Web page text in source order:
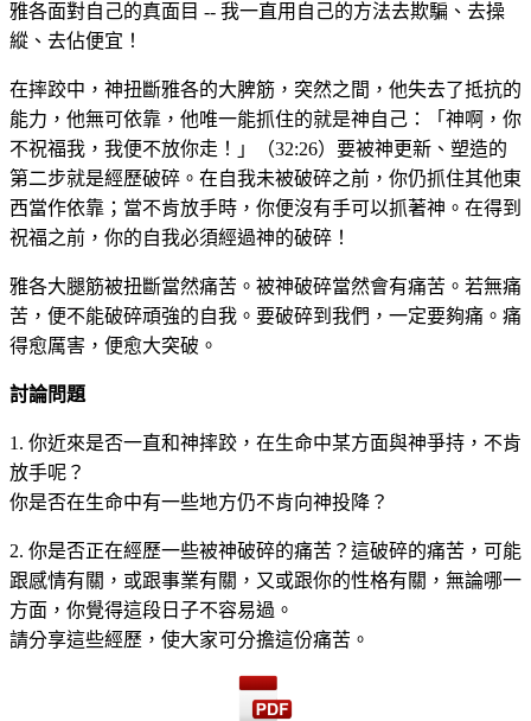
雅各面對自己的真面目 -- 我一直用自己的方法去欺騙、去操
縱、去佔便宜！
在摔跤中，神扭斷雅各的大脾筋，突然之間，他失去了抵抗的
能力，他無可依靠，他唯一能抓住的就是神自己：「神啊，你
不祝福我，我便不放你走！」（32:26）要被神更新、塑造的
第二步就是經歷破碎。在自我未被破碎之前，你仍抓住其他東
西當作依靠；當不肯放手時，你便沒有手可以抓著神。在得到
祝福之前，你的自我必須經過神的破碎！
雅各大腿筋被扭斷當然痛苦。被神破碎當然會有痛苦。若無痛
苦，便不能破碎頑強的自我。要破碎到我們，一定要夠痛。痛
得愈厲害，便愈大突破。
討論問題
1. 你近來是否一直和神摔跤，在生命中某方面與神爭持，不肯
放手呢？
你是否在生命中有一些地方仍不肯向神投降？
2. 你是否正在經歷一些被神破碎的痛苦？這破碎的痛苦，可能
跟感情有關，或跟事業有關，又或跟你的性格有關，無論哪一
方面，你覺得這段日子不容易過。
請分享這些經歷，使大家可分擔這份痛苦。